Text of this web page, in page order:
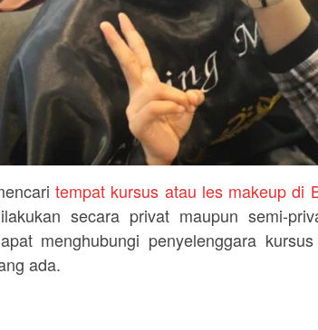
tempat kursus atau les makeup di
secara privat maupun semi-
menghubungi penyelenggara
ada.